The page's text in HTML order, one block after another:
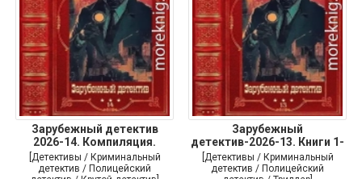
Зарубежный детектив
2026-14. Компиляция.
Книги
[Детективы / Криминальный
детектив / Полицейский
детектив / Крутой детектив]
Зарубежный
детектив-2026-13. Книги 1-
10
[Детективы / Криминальный
детектив / Полицейский
детектив / Триллер]